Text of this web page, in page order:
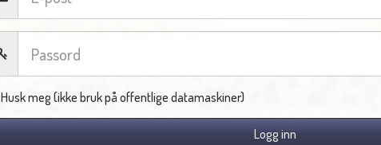
Husk meg (ikke bruk på offentlige datamaskiner)
Logg inn